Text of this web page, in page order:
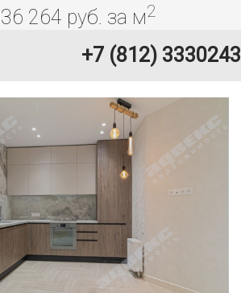
264 руб. за м2
+7 (812) 3330243